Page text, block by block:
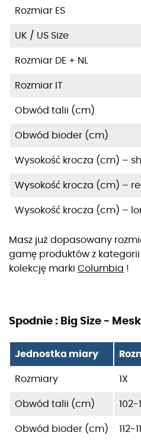
Rozmiar ES
UK / US Size
Rozmiar DE + NL
Rozmiar IT
Obwód talii (cm)
Obwód bioder (cm)
Wysokość krocza (cm) –
Wysokość krocza (cm) –
Wysokość krocza (cm) –
Masz już dopasowany
gamę produktów z kategorii
kolekcję marki Columbia !
Spodnie : Big Size -
Jednostka miary
Rozmiary 1X
Obwód talii (cm) 102-
Obwód bioder (cm) 112-